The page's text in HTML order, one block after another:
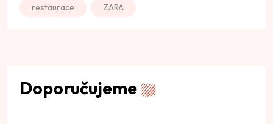
restaurace ZARA
Doporučujeme